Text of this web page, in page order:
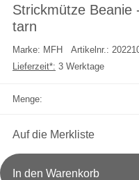
Strickmütze Beanie
tarn
Marke: MFH Artikelnr.:
Lieferzeit*: 3 Werktage
Menge:
Auf die Merkliste
In den Warenkorb